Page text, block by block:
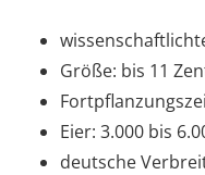
Größe: bis 11
Eier: 3.000 bis
deutsche